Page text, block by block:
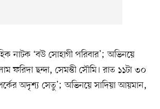
নাটক ‘বউ সোহাগী পরিবার’; অভিনয়ে
ফরিদা ছন্দা, সেমন্তী সৌমি। রাত ১১টা ৩০
অদৃশ্য সেতু’; অভিনয়ে সাদিয়া আয়মান,